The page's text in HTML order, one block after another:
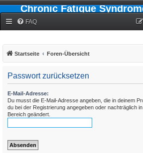
Chronic Fatigue
FAQ
Startseite Foren-Übersicht
Passwort zurücksetzen
E-Mail-Adresse:
Du musst die E-Mail-Adresse angeben, die in deinem
du bei der Registrierung angegeben oder nachträglich
Bereich geändert.